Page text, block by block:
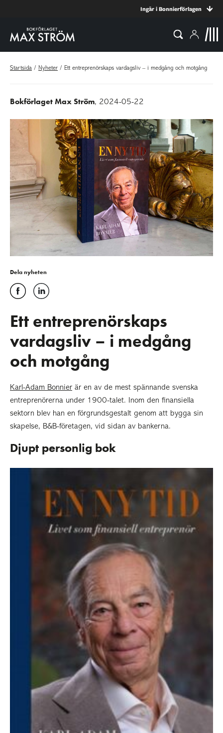
Ingår i Bonnierförlagen
Startsida / Nyheter / Ett entreprenörskaps vardagsliv – i medgång och motgång
Bokförlaget Max Ström, 2024-05-22
Dela nyheten
Ett entreprenörskaps
vardagsliv – i medgång
och motgång
Karl-Adam Bonnier är en av de mest spännande svenska
entreprenörerna under 1900-talet. Inom den finansiella
sektorn blev han en förgrundsgestalt genom att bygga sin
skapelse, B&B-företagen, vid sidan av bankerna.
Djupt personlig bok